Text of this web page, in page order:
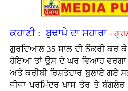
ਕਹਾਣੀ : ਬੁਢਾਪੇ ਦਾ ਸਹਾਰਾ -
ਗੁਰਦਿਆਲ 35 ਸਾਲ ਦੀ ਨੌਕਰੀ ਕਰ
ਹੋਇਆ ਤਾਂ ਉਸ ਦੇ ਘਰ ਵਿਆਹ ਵਰਗਾ
ਅਤੇ ਕਰੀਬੀ ਰਿਸ਼ਤੇਦਾਰ ਬੁਲਾਏ ਗਏ
ਜੀਜਾ ਪਰਮਿੰਦਰ ਖਾਸ ਤੋਰ ਤੇ